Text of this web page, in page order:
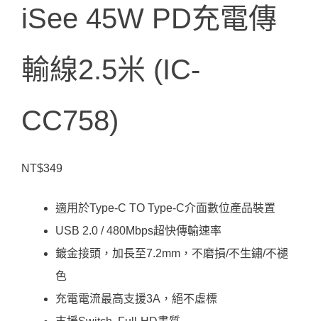
iSee 45W PD充電傳
輸線2.5米 (IC-
CC758)
NT$349
適用於Type-C TO Type-C介面數位產品裝置
USB 2.0 / 480Mbps超快傳輸速率
鍍金接頭，加長至7.2mm，不磨損/不生鏽/不褪
色
充電電流最高支援3A，絕不虛標